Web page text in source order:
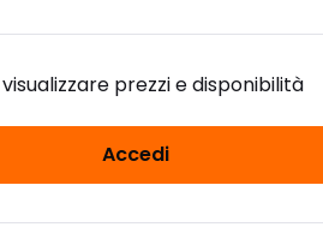
prezzi e disponibilità
Accedi